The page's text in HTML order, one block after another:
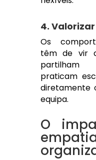
4.
Os
têm de vir
partilham
praticam
diretamente
equipa.
O